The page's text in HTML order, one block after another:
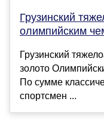
Грузинский
олимпийским
Грузинский
золото
По сумме
спортсмен ...